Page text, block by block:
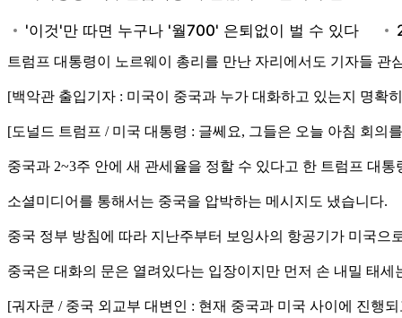
트럼프 대통령이 노르웨이 총리를 만난 자리에서도 기자들 관
[백악관 출입기자 : 미국이 중국과 누가 대화하고 있는지 명확
[도널드 트럼프 / 미국 대통령 : 글쎄요, 그들은 오늘 아침 회의
중국과 2~3주 안에 새 관세율을 정할 수 있다고 한 트럼프 대
소셜미디어를 통해서는 중국을 압박하는 메시지도 냈습니다.
중국 정부 방침에 따라 지난주부터 보잉사의 항공기가 미국
중국은 대화의 문은 열려있다는 입장이지만 먼저 손 내밀 태세
[궈자쿤 / 중국 외교부 대변인 : 현재 중국과 미국 사이에 진행